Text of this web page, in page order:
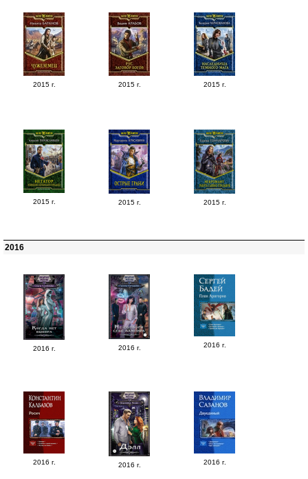
2015 г. 2015 г. 2015 г.
2015 г. 2015 г. 2015 г.
2016
2016 г. 2016 г. 2016 г.
2016 г. 2016 г. 2016 г.